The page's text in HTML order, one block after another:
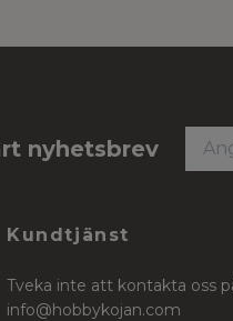
nyhetsbrev
Kundtjänst
Tveka inte att kontakta oss
info@hobbykojan.com